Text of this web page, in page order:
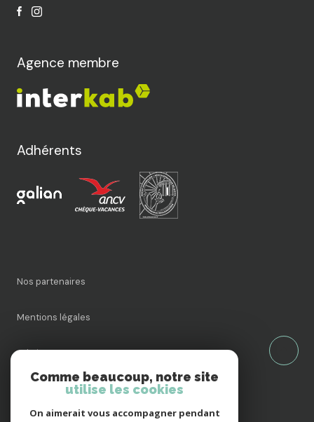
Agence membre
Adhérents
nos partenaires
mentions légales
admin
nos honoraires
Comme beaucoup, notre site
utilise les cookies
On aimerait vous accompagner pendant